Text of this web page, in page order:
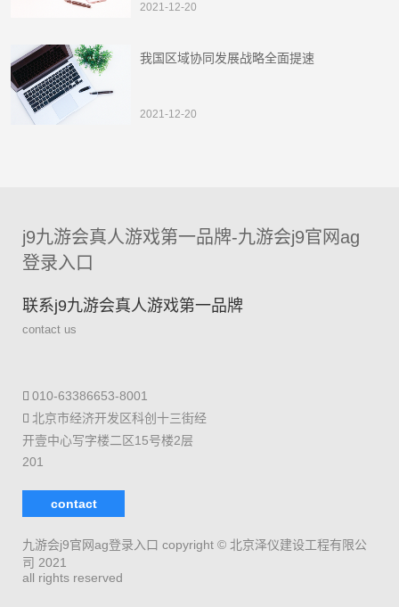
2021-12-20
我国区域协同发展战略全面提速
2021-12-20
j9九游会真人游戏第一品牌-九游会j9官网ag
登录入口
联系j9九游会真人游戏第一品牌
contact us
010-63386653-8001
北京市经济开发区科创十三街经
开壹中心写字楼二区15号楼2层
201
contact
九游会j9官网ag登录入口 copyright © 北京泽仪建设工程有限公
司 2021
all rights reserved